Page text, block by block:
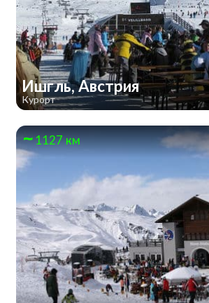
Ишгль, Австрия
Курорт
1127 км